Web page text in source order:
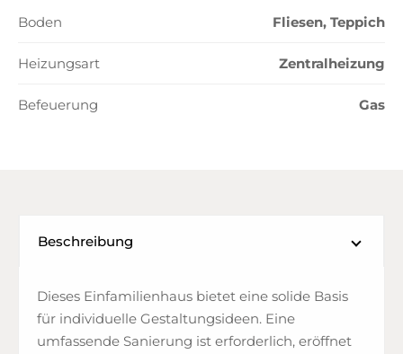
Boden Fliesen, Teppich
Heizungsart Zentralheizung
Befeuerung Gas
Beschreibung
Dieses Einfamilienhaus bietet eine solide Basis
für individuelle Gestaltungsideen. Eine
umfassende Sanierung ist erforderlich, eröffnet